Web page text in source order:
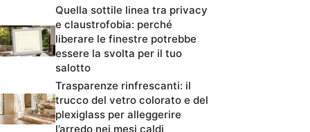
Quella sottile linea tra privacy
e claustrofobia: perché
liberare le finestre potrebbe
essere la svolta per il tuo
salotto
Trasparenze rinfrescanti: il
trucco del vetro colorato e del
plexiglass per alleggerire
l’arredo nei mesi caldi